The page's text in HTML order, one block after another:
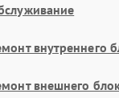
внутреннего
внешнего